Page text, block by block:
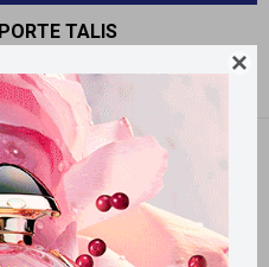

TALIS
Recomendados
Talis Quitar filtros